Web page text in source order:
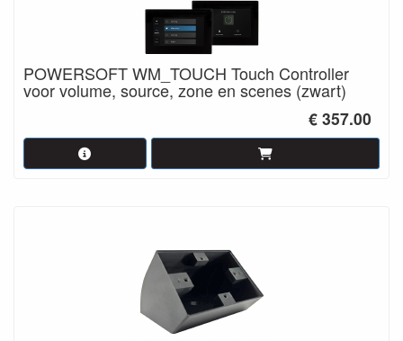
POWERSOFT WM_TOUCH Touch Controller
voor volume, source, zone en scenes (zwart)
€ 357.00